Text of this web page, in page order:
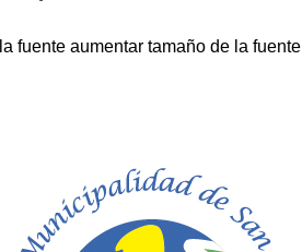
fuente aumentar tamaño de la fuente